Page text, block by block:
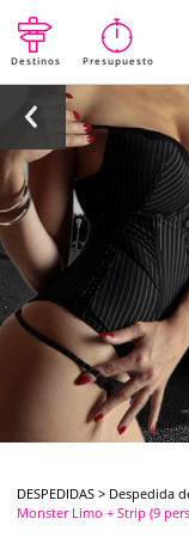
Destinos Presupuesto
DESPEDIDAS > Despedida
Monster Limo + Strip (9